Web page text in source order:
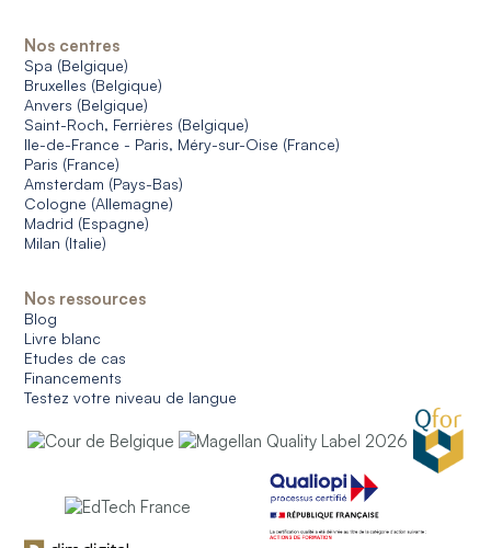
Nos centres
Spa (Belgique)
Bruxelles (Belgique)
Anvers (Belgique)
Saint-Roch, Ferrières (Belgique)
Ile-de-France - Paris, Méry-sur-Oise (France)
Paris (France)
Amsterdam (Pays-Bas)
Cologne (Allemagne)
Madrid (Espagne)
Milan (Italie)
Nos ressources
Blog
Livre blanc
Etudes de cas
Financements
Testez votre niveau de langue